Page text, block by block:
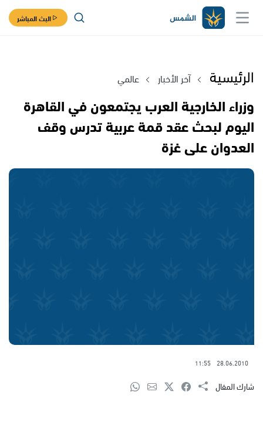
البث المباشر
الرئيسية آخر الأخبار عالمي
وزراء الخارجية العرب يجتمعون في القاهرة
اليوم لبحث عقد قمة عربية تدرس وقف
العدوان على غزة
28.06.2010
11:55
شارك المقال